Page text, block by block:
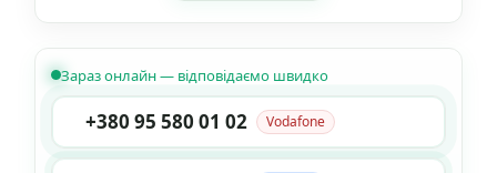
Зараз онлайн — відповідаємо швидко
+380 95 580 01 02 Vodafone